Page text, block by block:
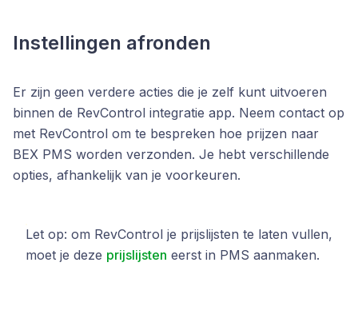
Instellingen afronden
Er zijn geen verdere acties die je zelf kunt uitvoeren
binnen de RevControl integratie app. Neem contact op
met RevControl om te bespreken hoe prijzen naar
BEX PMS worden verzonden. Je hebt verschillende
opties, afhankelijk van je voorkeuren.
Let op: om RevControl je prijslijsten te laten vullen,
moet je deze prijslijsten eerst in PMS aanmaken.